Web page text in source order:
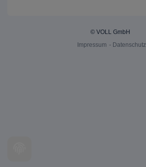
© VOLL GmbH
Impressum - Datenschutz